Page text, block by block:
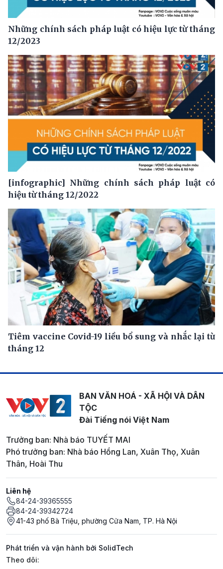
Những chính sách pháp luật có hiệu lực từ tháng
12/2023
[infographic] Những chính sách pháp luật có
hiệu từ tháng 12/2022
Tiêm vaccine Covid-19 liều bổ sung và nhắc lại từ
tháng 12
BAN VĂN HOÁ - XÃ HỘI VÀ DÂN
TỘC
Đài Tiếng nói Việt Nam
Trưởng ban: Nhà báo TUYẾT MAI
Phó trưởng ban: Nhà báo Hồng Lan, Xuân Thọ, Xuân
Thân, Hoài Thu
Liên hệ
84-24-39365555
84-24-39342724
41-43 phố Bà Triệu, phường Cửa Nam, TP. Hà Nội
Phát triển và vận hành bởi SolidTech
Mạng xã hội
Theo dõi: